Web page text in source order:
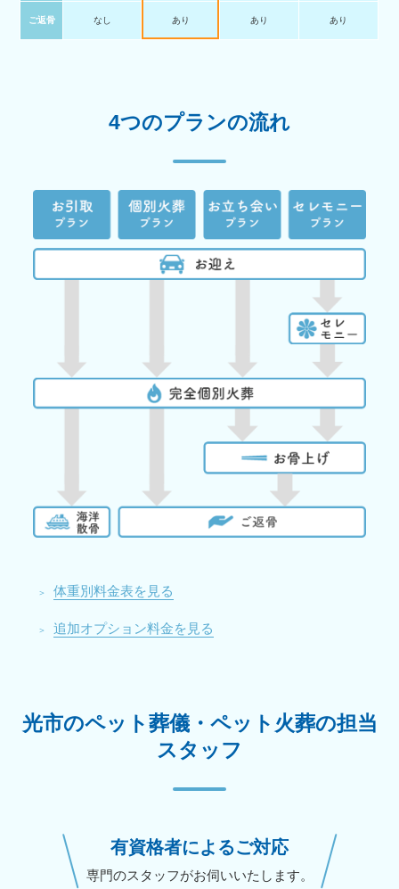
ご返骨 なし あり あり あり
4つのプランの流れ
体重別料金表を見る
追加オプション料金を見る
光市のペット葬儀・ペット火葬の担当
スタッフ
有資格者によるご対応
専門のスタッフがお伺いいたします。